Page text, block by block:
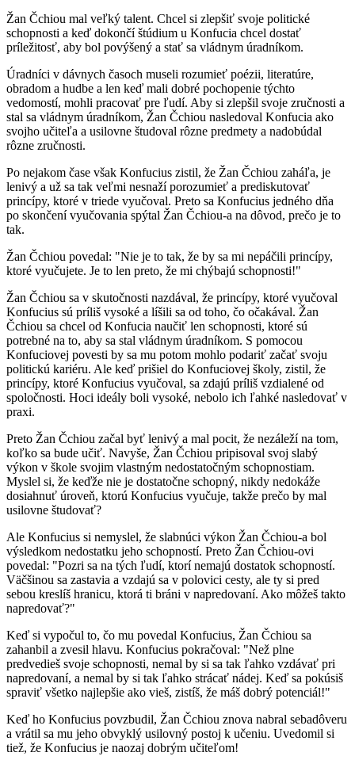
Žan Čchiou mal veľký talent. Chcel si zlepšiť svoje politické
schopnosti a keď dokončí štúdium u Konfucia chcel dostať
príležitosť, aby bol povýšený a stať sa vládnym úradníkom.
Úradníci v dávnych časoch museli rozumieť poézii, literatúre,
obradom a hudbe a len keď mali dobré pochopenie týchto
vedomostí, mohli pracovať pre ľudí. Aby si zlepšil svoje zručnosti a
stal sa vládnym úradníkom, Žan Čchiou nasledoval Konfucia ako
svojho učiteľa a usilovne študoval rôzne predmety a nadobúdal
rôzne zručnosti.
Po nejakom čase však Konfucius zistil, že Žan Čchiou zaháľa, je
lenivý a už sa tak veľmi nesnaží porozumieť a prediskutovať
princípy, ktoré v triede vyučoval. Preto sa Konfucius jedného dňa
po skončení vyučovania spýtal Žan Čchiou-a na dôvod, prečo je to
tak.
Žan Čchiou povedal: "Nie je to tak, že by sa mi nepáčili princípy,
ktoré vyučujete. Je to len preto, že mi chýbajú schopnosti!"
Žan Čchiou sa v skutočnosti nazdával, že princípy, ktoré vyučoval
Konfucius sú príliš vysoké a líšili sa od toho, čo očakával. Žan
Čchiou sa chcel od Konfucia naučiť len schopnosti, ktoré sú
potrebné na to, aby sa stal vládnym úradníkom. S pomocou
Konfuciovej povesti by sa mu potom mohlo podariť začať svoju
politickú kariéru. Ale keď prišiel do Konfuciovej školy, zistil, že
princípy, ktoré Konfucius vyučoval, sa zdajú príliš vzdialené od
spoločnosti. Hoci ideály boli vysoké, nebolo ich ľahké nasledovať v
praxi.
Preto Žan Čchiou začal byť lenivý a mal pocit, že nezáleží na tom,
koľko sa bude učiť. Navyše, Žan Čchiou pripisoval svoj slabý
výkon v škole svojim vlastným nedostatočným schopnostiam.
Myslel si, že keďže nie je dostatočne schopný, nikdy nedokáže
dosiahnuť úroveň, ktorú Konfucius vyučuje, takže prečo by mal
usilovne študovať?
Ale Konfucius si nemyslel, že slabnúci výkon Žan Čchiou-a bol
výsledkom nedostatku jeho schopností. Preto Žan Čchiou-ovi
povedal: "Pozri sa na tých ľudí, ktorí nemajú dostatok schopností.
Väčšinou sa zastavia a vzdajú sa v polovici cesty, ale ty si pred
sebou kreslíš hranicu, ktorá ti bráni v napredovaní. Ako môžeš takto
napredovať?"
Keď si vypočul to, čo mu povedal Konfucius, Žan Čchiou sa
zahanbil a zvesil hlavu. Konfucius pokračoval: "Než plne
predvedieš svoje schopnosti, nemal by si sa tak ľahko vzdávať pri
napredovaní, a nemal by si tak ľahko strácať nádej. Keď sa pokúsiš
spraviť všetko najlepšie ako vieš, zistíš, že máš dobrý potenciál!"
Keď ho Konfucius povzbudil, Žan Čchiou znova nabral sebadôveru
a vrátil sa mu jeho obvyklý usilovný postoj k učeniu. Uvedomil si
tiež, že Konfucius je naozaj dobrým učiteľom!